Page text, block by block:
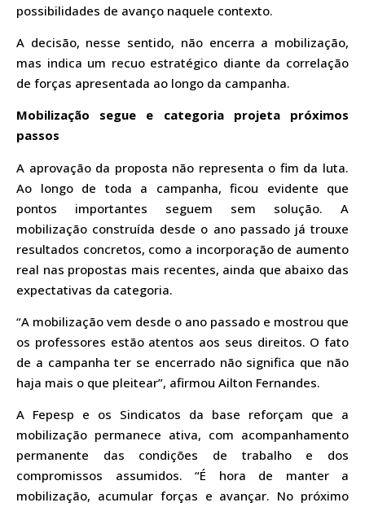
possibilidades de avanço naquele contexto.
A decisão, nesse sentido, não encerra a mobilização,
mas indica um recuo estratégico diante da correlação
de forças apresentada ao longo da campanha.
Mobilização segue e categoria projeta próximos
passos
A aprovação da proposta não representa o fim da luta.
Ao longo de toda a campanha, ficou evidente que
pontos importantes seguem sem solução. A
mobilização construída desde o ano passado já trouxe
resultados concretos, como a incorporação de aumento
real nas propostas mais recentes, ainda que abaixo das
expectativas da categoria.
“A mobilização vem desde o ano passado e mostrou que
os professores estão atentos aos seus direitos. O fato
de a campanha ter se encerrado não significa que não
haja mais o que pleitear”, afirmou Ailton Fernandes.
A Fepesp e os Sindicatos da base reforçam que a
mobilização permanece ativa, com acompanhamento
permanente das condições de trabalho e dos
compromissos assumidos. “É hora de manter a
mobilização, acumular forças e avançar. No próximo